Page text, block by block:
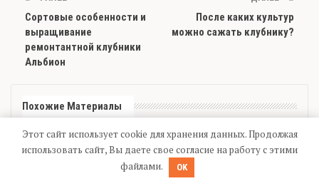
Сортовые особенности и
выращивание
ремонтантной клубники
Альбион
После каких культур
можно сажать клубнику?
Похожие Материалы
ИЗ ФРУКТОВ ПОМИДОРЫ
Этот сайт использует cookie для хранения данных. Продолжая
использовать сайт, Вы даете свое согласие на работу с этими
файлами.
OK